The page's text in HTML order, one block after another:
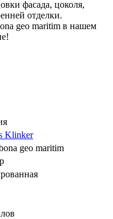
фасада, цоколя,
отделки.
geo maritim в нашем
Klinker
geo maritim